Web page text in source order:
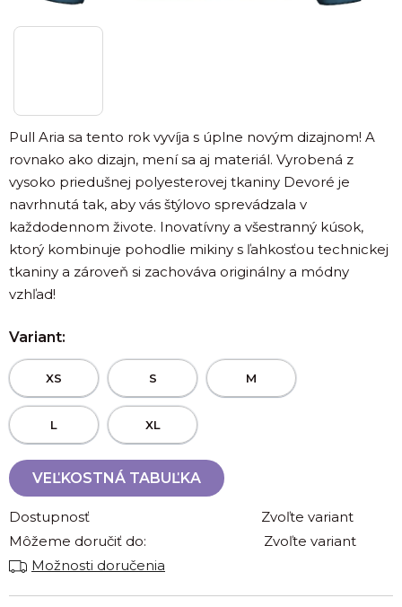
Pull Aria sa tento rok vyvíja s úplne novým dizajnom! A
rovnako ako dizajn, mení sa aj materiál. Vyrobená z
vysoko priedušnej polyesterovej tkaniny Devoré je
navrhnutá tak, aby vás štýlovo sprevádzala v
každodennom živote. Inovatívny a všestranný kúsok,
ktorý kombinuje pohodlie mikiny s ľahkosťou technickej
tkaniny a zároveň si zachováva originálny a módny
vzhľad!
Variant:
XS S M
L XL
VEĽKOSTNÁ TABUĽKA
Dostupnosť
Zvoľte variant
Môžeme doručiť do:
Zvoľte variant
Možnosti doručenia